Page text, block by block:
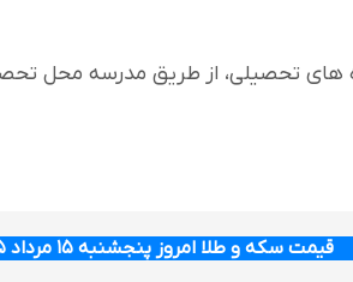
های تحصیلی، از طریق مدرسه محل
قیمت سکه و طلا امروز پنجشنبه ۱۵ مرداد ۱۴۰۵